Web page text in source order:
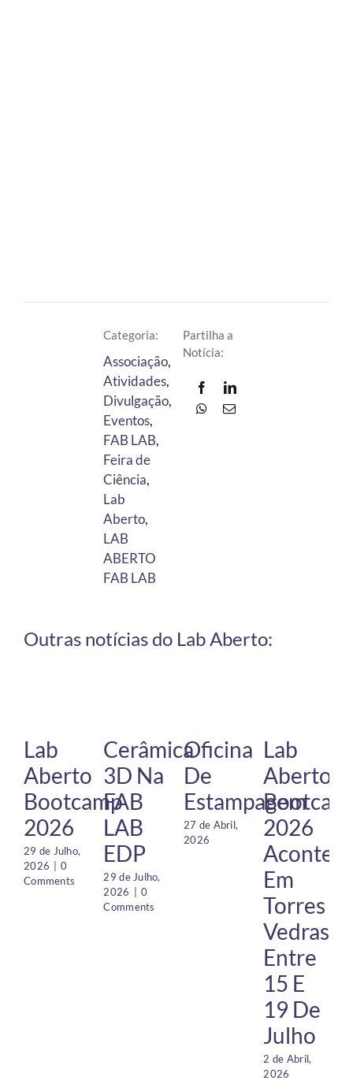
Categoria:
Associação,
Atividades,
Divulgação,
Eventos,
FAB LAB,
Feira de
Ciência,
Lab
Aberto,
LAB
ABERTO
FAB LAB
Partilha a
Notícia:
Outras notícias do Lab Aberto:
Lab
Aberto
Bootcamp
2026
29 de Julho,
2026 | 0
Comments
Cerâmica
3D Na
FAB
LAB
EDP
29 de Julho,
2026 | 0
Comments
Oficina
De
Estampagem
27 de Abril,
2026
Lab
Aberto
2026
Em
Torres
Vedras
Entre
15 E
19 De
Julho
2 de Abril,
2026